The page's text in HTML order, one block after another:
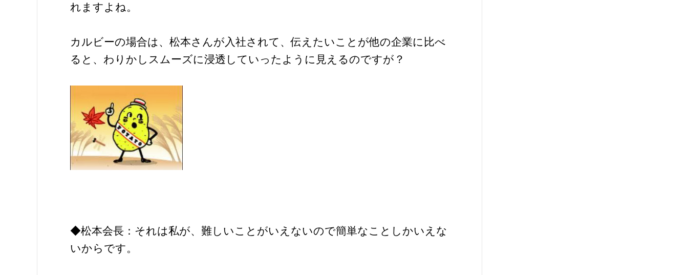
れますよね。
カルビーの場合は、松本さんが入社されて、伝えたいことが他の企業に比べ
ると、わりかしスムーズに浸透していったように見えるのですが？
◆松本会長：それは私が、難しいことがいえないので簡単なことしかいえな
いからです。